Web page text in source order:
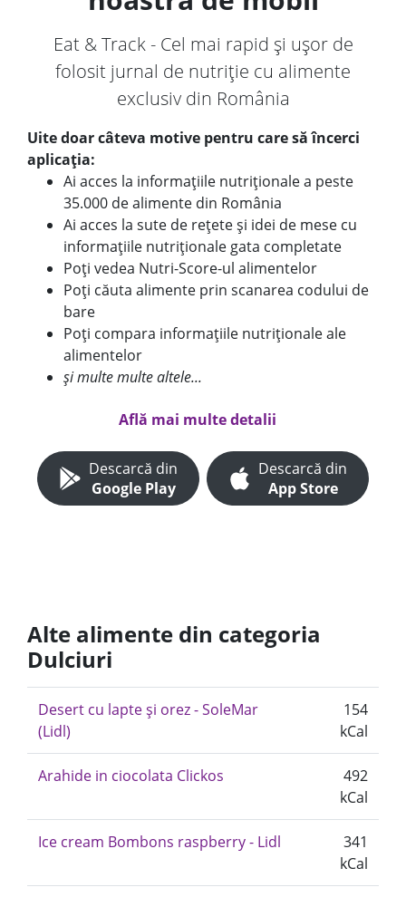
Eat & Track - Cel mai rapid și ușor de
folosit jurnal de nutriție cu alimente
exclusiv din România
Uite doar câteva motive pentru care să încerci
aplicația:
Ai acces la informațiile nutriționale a peste
35.000 de alimente din România
Ai acces la sute de rețete și idei de mese cu
informațiile nutriționale gata completate
Poți vedea Nutri-Score-ul alimentelor
Poți căuta alimente prin scanarea codului de
bare
Poți compara informațiile nutriționale ale
alimentelor
și multe multe altele...
Află mai multe detalii
Descarcă din
Google Play
Descarcă din
App Store
Alte alimente din categoria
Dulciuri
Desert cu lapte și orez - SoleMar
(Lidl)
154
kCal
Arahide in ciocolata Clickos
492
kCal
Ice cream Bombons raspberry - Lidl
341
kCal